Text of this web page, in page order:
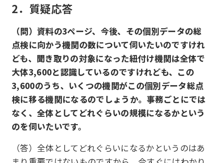
2．質疑応答
（問）資料の3ページ、今後、その個別データの総
点検に向かう機関の数について伺いたいのですけれ
ども、聞き取りの対象になった紐付け機関は全体で
大体3,600と認識しているのですけれども、この
3,600のうち、いくつの機関がこの個別データ総点
検に移る機関になるのでしょうか。事務ごとにでは
なく、全体としてどれぐらいの規模になるかという
のを伺いたいです。
（答）全体としてどれぐらいになるかというのはあ